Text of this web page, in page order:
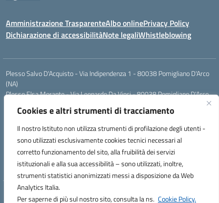
Cookies e altri strumenti di tracciamento
Il nostro Istituto non utilizza strumenti di profilazione degli utenti -
sono utilizzati esclusivamente cookies tecnici necessari al
corretto funzionamento del sito, alla fruibilità dei servizi
istituzionali e alla sua accessibilità – sono utilizzati, inoltre,
strumenti statistici anonimizzati messi a disposizione da Web
Analytics Italia.
Per saperne di più sul nostro sito, consulta la ns. Cookie Policy.
Amministrazione TrasparenteAlbo onlinePrivacy Policy
Dichiarazione di accessibilitàNote legaliWhistleblowing
Plesso Salvo D'Acquisto - Via Indipendenza 1 - 80038 Pomigliano D'Arco
(NA)
Plesso Elsa Morante - Via Leonardo Da Vinci - 80038 Pomigliano D'Arco
Plesso Leone - Via Pascoli - 80038 Pomigliano D'Arco (NA)
Tel.:0813177304 - Mail: naic8g1003@istruzione.it - Pec:
Codice Univoco ufficio: UIECQ7
codice Meccanografico: NAIC8G1003
Codice Fiscale: 93076670632
Hosting & Powered by 3D Solution S.r.l.